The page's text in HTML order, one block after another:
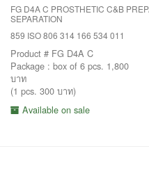
FG D4A C PROSTHETIC C&B
SEPARATION
859 ISO 806 314 166 534 011
Product # FG D4A C
Package : box of 6 pcs. 1,800
บาท
(1 pcs. 300 บาท)
Available on sale